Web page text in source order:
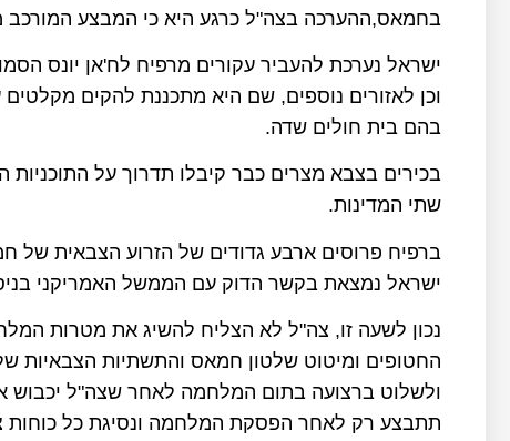
בחמאס,ההערכה בצה"ל כרגע היא כי המבצע המורכב
ישראל נערכת להעביר עקורים מרפיח לח'אן יונס
וכן לאזורים נוספים, שם היא מתכננת להקים מקלטים
בהם בית חולים שדה.
בכירים בצבא מצרים כבר קיבלו תדרוך על
שתי המדינות.
ברפיח פרוסים ארבע גדודים של הזרוע הצבאית של
ישראל נמצאת בקשר הדוק עם הממשל האמריקני
נכון לשעה זו, צה"ל לא הצליח להשיג את מטרות
החטופים ומיטוט שלטון חמאס והתשתיות הצבאיות
ולשלוט ברצועה בתום המלחמה לאחר שצה"ל
תתבצע רק לאחר הפסקת המלחמה ונסיגת כל כוחות